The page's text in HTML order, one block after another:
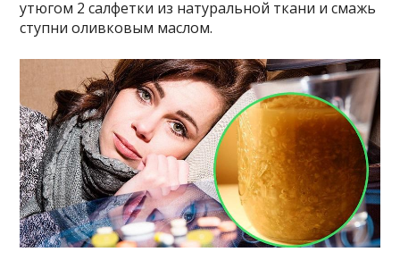
утюгом 2 салфетки из натуральной ткани и смажь
ступни оливковым маслом.